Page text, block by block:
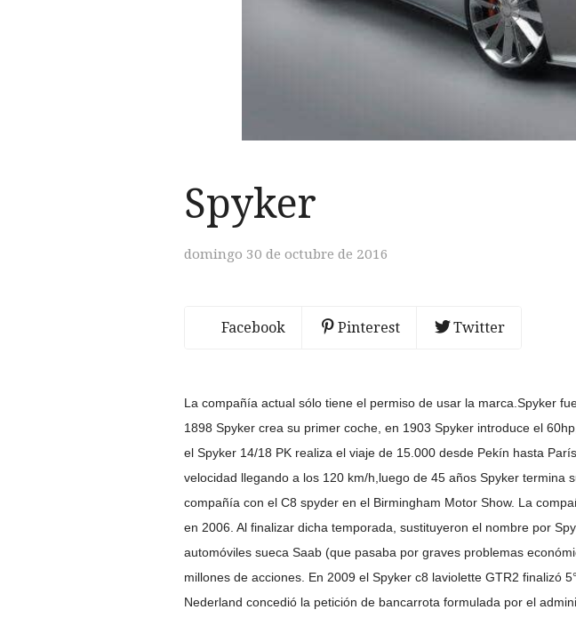
Spyker
domingo 30 de octubre de 2016
Facebook Pinterest Twitter
La compañía actual sólo tiene el permiso de usar la marca. Spyker
1898 Spyker crea su primer coche, en 1903 Spyker introduce el
el Spyker 14/18 PK realiza el viaje de 15.000 desde Pekín hasta
velocidad llegando a los 120 km/h,luego de 45 años Spyker
compañía con el C8 spyder en el Birmingham Motor Show. La
en 2006. Al finalizar dicha temporada, sustituyeron el nombre por
automóviles sueca Saab (que pasaba por graves problemas
millones de acciones. En 2009 el Spyker c8 laviolette GTR2 finalizó
Nederland concedió la petición de bancarrota formulada por el